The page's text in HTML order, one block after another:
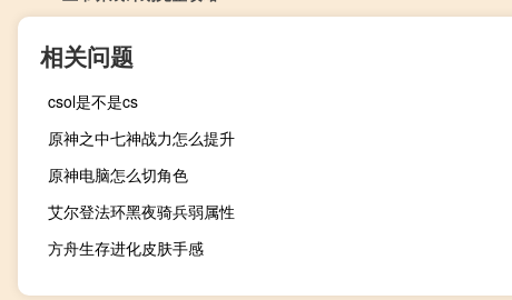
相关问题
csol是不是cs
原神之中七神战力怎么提升
原神电脑怎么切角色
艾尔登法环黑夜骑兵弱属性
方舟生存进化皮肤手感